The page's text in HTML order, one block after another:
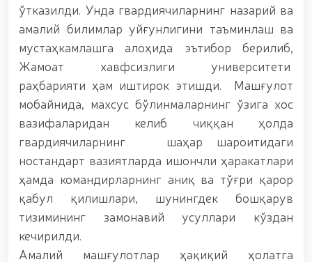
доирасида муддатди ҳарбий хизматчиларга
сертификатлар топширилди. // Миллий гвардия
қўмондони, генерал-полковник B.Tashmatov
пойтахтимиздаги манзилли ишлари давомида
ёшлар билан учрашиб, улар билан очиқ мулоқот
ўтказди. // Фарғона вилоятида жиноят содир
этишга мойил шахслар яшаш манзилларида тезкор
тадбирлар ўтказилди. // “8 март – Халқаро хотин
қизлар куни” муносабати билан Миллий гвардия
тизимида фаолият юритиб келаётган аёллар учун
тантанали байрам тадбири ташкил этилди //
Молиявий шаффофлик ва коррупциядан холи
муҳитни таъминлаш бўйича ўқув йиғини ўтказилди
// Аждодлар мероси – миллий ғурур ва
ватанпарварлик манбаи // Генерал-полковник
B.Tashmatov Тошкент “Темурбеклар мактаби”
ҳарбий академик лицейи фаолияти билан яқиндан
танишди. //Миллий гвардия қўмондони, генерал-
ўтказилди. Унда гвардиячиларнинг назарий ва
амалий билимлар уйғунлигини таъминлаш ва
мустаҳкамлашга алоҳида эътибор берилиб,
Жамоат хавфсизлиги университети
раҳбарияти ҳам иштирок этишди. Машғулот
мобайнида, махсус бўлинмаларнинг ўзига хос
вазифаларидан келиб чиққан ҳолда
гвардиячиларнинг шаҳар шароитидаги
ностандарт вазиятларда ишончли ҳаракатлари
ҳамда командирларнинг аниқ ва тўғри қарор
қабул қилишлари, шунингдек бошқарув
тизимининг замонавий усуллари кўздан
кечирилди.
Амалий машғулотлар ҳақиқий ҳолатга